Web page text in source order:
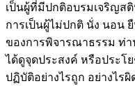
เป็นผู้ที่มีปกติอบรมเจริญส
การเป็นผู้ไม่ปกติ นั่ง นอน
ของการพิจารณาธรรม ท่า
ได้ดูจุดประสงค์ หรือประโ
ปฏิบัติอย่างไรถูก อย่างไร